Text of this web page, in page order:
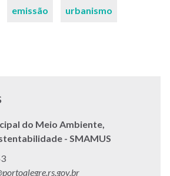
emissão urbanismo
do Meio Ambiente,
- SMAMUS